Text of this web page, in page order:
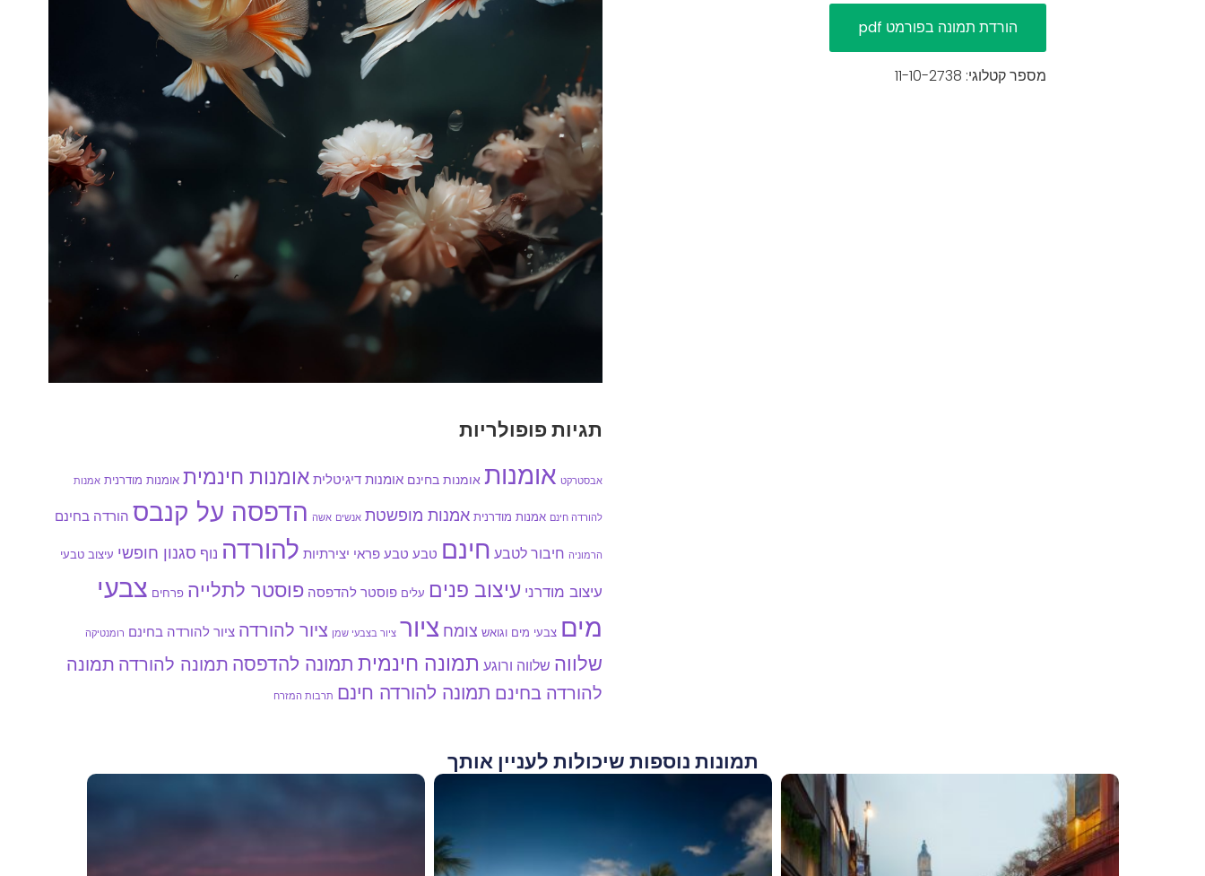
מספר קטלוגי: 11-10-2738
תגיות פופולריות
אבסטרקט אומנות אומנות בחינם אומנות דיגיטלית אומנות חינמית אומנות מודרנית אמנות
להורדה חינם אמנות מודרנית אמנות מופשטת אנשים אשה הדפסה על קנבס הורדה בחינם
הרמוניה חיבור לטבע חינם טבע טבע פראי יצירתיות להורדה נוף סגנון חופשי עיצוב טבעי
עיצוב מודרני עיצוב פנים עלים פוסטר להדפסה פוסטר לתלייה פרחים צבעי
מים צבעי מים וגואש צומח ציור ציור בצבעי שמן ציור להורדה ציור להורדה בחינם רומנטיקה
שלווה שלווה ורוגע תמונה חינמית תמונה להדפסה תמונה להורדה תמונה
להורדה בחינם תמונה להורדה חינם תרבות המזרח
תמונות נוספות שיכולות לעניין אותך